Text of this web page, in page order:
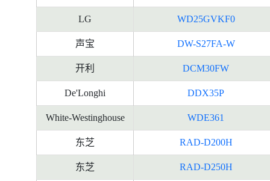
LG WD25GVKF0
声宝 DW-S27FA-W
开利 DCM30FW
De'Longhi DDX35P
White-Westinghouse WDE361
东芝 RAD-D200H
东芝 RAD-D250H